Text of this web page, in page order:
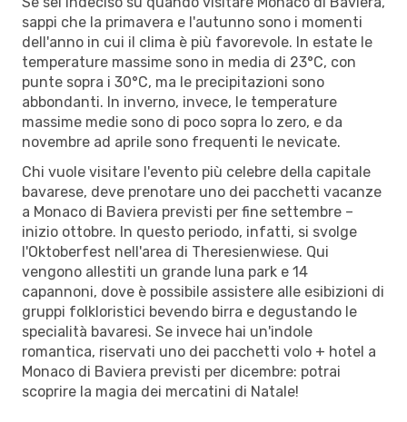
sappi che la primavera e l'autunno sono i momenti
dell'anno in cui il clima è più favorevole. In estate le
temperature massime sono in media di 23°C, con
punte sopra i 30°C, ma le precipitazioni sono
abbondanti. In inverno, invece, le temperature
massime medie sono di poco sopra lo zero, e da
novembre ad aprile sono frequenti le nevicate.
Chi vuole visitare l'evento più celebre della capitale
bavarese, deve prenotare uno dei pacchetti vacanze
a Monaco di Baviera previsti per fine settembre –
inizio ottobre. In questo periodo, infatti, si svolge
l'Oktoberfest nell'area di Theresienwiese. Qui
vengono allestiti un grande luna park e 14
capannoni, dove è possibile assistere alle esibizioni di
gruppi folkloristici bevendo birra e degustando le
specialità bavaresi. Se invece hai un'indole
romantica, riservati uno dei pacchetti volo + hotel a
Monaco di Baviera previsti per dicembre: potrai
scoprire la magia dei mercatini di Natale!